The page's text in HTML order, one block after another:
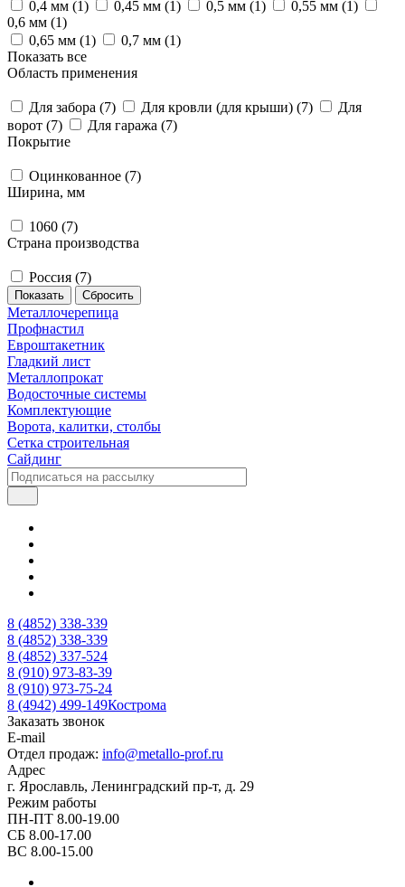
0,4 мм (1) 0,45 мм (1) 0,5 мм (1) 0,55 мм (1)
0,6 мм (1)
0,65 мм (1) 0,7 мм (1)
Показать все
Область применения
Для забора (7) Для кровли (для крыши) (7)
Для
ворот (7) Для гаража (7)
Покрытие
Оцинкованное (7)
Ширина, мм
1060 (7)
Страна производства
Россия (7)
Сбросить
Металлочерепица
Профнастил
Евроштакетник
Гладкий лист
Металлопрокат
Водосточные системы
Комплектующие
Ворота, калитки, столбы
Сетка строительная
Сайдинг
8 (4852) 338-339
8 (4852) 338-339
8 (4852) 337-524
8 (910) 973-83-39
8 (910) 973-75-24
8 (4942) 499-149Кострома
Заказать звонок
E-mail
Отдел продаж: info@metallo-prof.ru
Адрес
г. Ярославль, Ленинградский пр-т, д. 29
Режим работы
ПН-ПТ 8.00-19.00
СБ 8.00-17.00
ВС 8.00-15.00